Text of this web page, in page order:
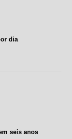
dia
seis anos